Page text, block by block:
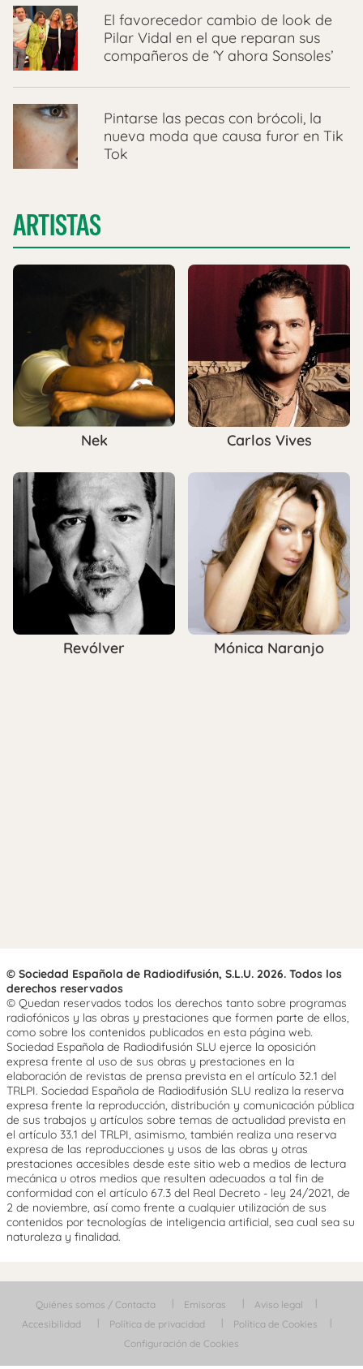
El favorecedor cambio de look de
Pilar Vidal en el que reparan sus
compañeros de ‘Y ahora Sonsoles’
Pintarse las pecas con brócoli, la
nueva moda que causa furor en Tik
Tok
ARTISTAS
Nek Carlos Vives
Revólver Mónica Naranjo
© Sociedad Española de Radiodifusión, S.L.U. 2026. Todos los
derechos reservados
© Quedan reservados todos los derechos tanto sobre programas
radiofónicos y las obras y prestaciones que formen parte de ellos,
como sobre los contenidos publicados en esta página web.
Sociedad Española de Radiodifusión SLU ejerce la oposición
expresa frente al uso de sus obras y prestaciones en la
elaboración de revistas de prensa prevista en el artículo 32.1 del
TRLPI. Sociedad Española de Radiodifusión SLU realiza la reserva
expresa frente la reproducción, distribución y comunicación pública
de sus trabajos y artículos sobre temas de actualidad prevista en
el artículo 33.1 del TRLPI, asimismo, también realiza una reserva
expresa de las reproducciones y usos de las obras y otras
prestaciones accesibles desde este sitio web a medios de lectura
mecánica u otros medios que resulten adecuados a tal fin de
conformidad con el artículo 67.3 del Real Decreto - ley 24/2021, de
2 de noviembre, así como frente a cualquier utilización de sus
contenidos por tecnologías de inteligencia artificial, sea cual sea su
naturaleza y finalidad.
Quiénes somos / Contacta Emisoras
Aviso legal
Accesibilidad
Política de privacidad
Política de Cookies
Configuración de Cookies